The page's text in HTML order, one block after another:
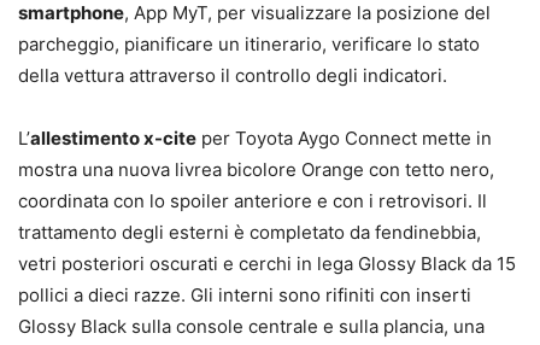
smartphone, App MyT, per visualizzare la posizione del
parcheggio, pianificare un itinerario, verificare lo stato
della vettura attraverso il controllo degli indicatori.
L’allestimento x-cite per Toyota Aygo Connect mette in
mostra una nuova livrea bicolore Orange con tetto nero,
coordinata con lo spoiler anteriore e con i retrovisori. Il
trattamento degli esterni è completato da fendinebbia,
vetri posteriori oscurati e cerchi in lega Glossy Black da 15
pollici a dieci razze. Gli interni sono rifiniti con inserti
Glossy Black sulla console centrale e sulla plancia, una